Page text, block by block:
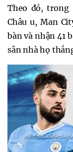
Theo đó, trong
Châu u, Man
bàn và nhận 41
sân nhà họ